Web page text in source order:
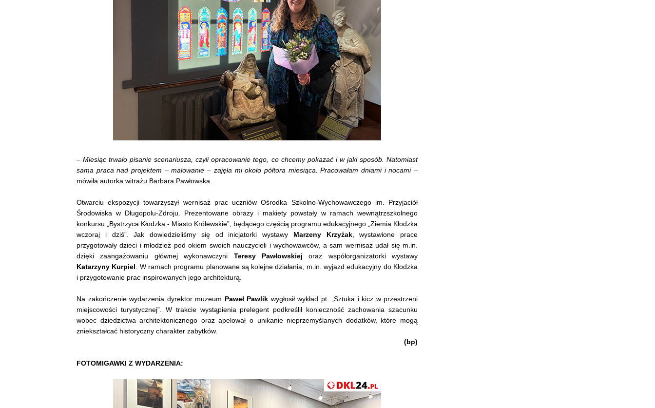
–Miesiąc trwało pisanie scenariusza, czyli opracowanie tego, co chcemy pokazać i w jaki sposób. Natomiast
sama praca nad projektem – malowanie – zajęła mi około półtora miesiąca. Pracowałam dniami i nocami–
mówiła autorka witrażu Barbara Pawłowska.
Otwarciu ekspozycji towarzyszył wernisaż prac uczniów Ośrodka Szkolno-Wychowawczego im. Przyjaciół
Środowiska w Długopolu-Zdroju. Prezentowane obrazy i makiety powstały w ramach wewnątrzszkolnego
konkursu „Bystrzyca Kłodzka - Miasto Królewskie”, będącego częścią programu edukacyjnego „Ziemia Kłodzka
wczoraj i dziś”. Jak dowiedzieliśmy się od inicjatorki wystawy Marzeny Krzyżak, wystawione prace
przygotowały dzieci i młodzież pod okiem swoich nauczycieli i wychowawców, a sam wernisaż udał się m.in.
dzięki zaangażowaniu głównej wykonawczyni Teresy Pawłowskiej oraz współorganizatorki wystawy
Katarzyny Kurpiel . W ramach programu planowane są kolejne działania, m.in. wyjazd edukacyjny do Kłodzka
i przygotowanie prac inspirowanych jego architekturą.
Na zakończenie wydarzenia dyrektor muzeum Paweł Pawlik wygłosił wykład pt. „Sztuka i kicz w przestrzeni
miejscowości turystycznej”. W trakcie wystąpienia prelegent podkreślił konieczność zachowania szacunku
wobec dziedzictwa architektonicznego oraz apelował o unikanie nieprzemyślanych dodatków, które mogą
zniekształcać historyczny charakter zabytków.
(bp)
FOTOMIGAWKI Z WYDARZENIA: